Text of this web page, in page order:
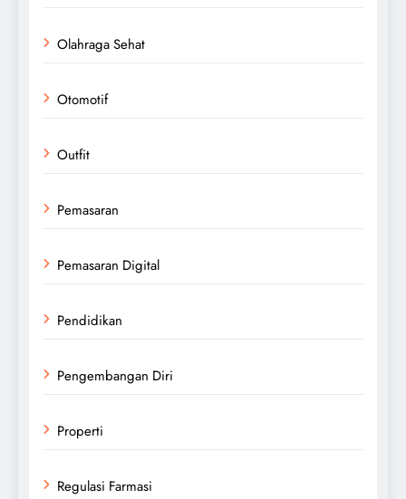
Olahraga Sehat
Otomotif
Outfit
Pemasaran
Pemasaran Digital
Pendidikan
Pengembangan Diri
Properti
Regulasi Farmasi